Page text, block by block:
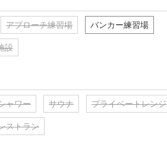
アプローチ練習場 バンカー練習場
設
ャワー サウナ プライベートレンジ
ストラン